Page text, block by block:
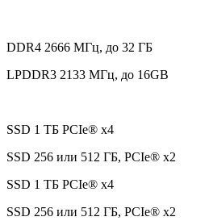
DDR4 2666 МГц, до 32 ГБ
LPDDR3 2133 МГц, до 16GB
SSD 1 ТБ PCIe® x4
SSD 256 или 512 ГБ, PCIe® x2
SSD 1 ТБ PCIe® x4
SSD 256 или 512 ГБ, PCIe® x2